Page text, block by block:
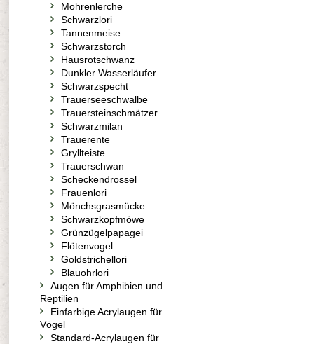
Mohrenlerche
Schwarzlori
Tannenmeise
Schwarzstorch
Hausrotschwanz
Dunkler Wasserläufer
Schwarzspecht
Trauerseeschwalbe
Trauersteinschmätzer
Schwarzmilan
Trauerente
Gryllteiste
Trauerschwan
Scheckendrossel
Frauenlori
Mönchsgrasmücke
Schwarzkopfmöwe
Grünzügelpapagei
Flötenvogel
Goldstrichellori
Blauohrlori
Augen für Amphibien und
Reptilien
Einfarbige Acrylaugen für
Vögel
Standard-Acrylaugen für